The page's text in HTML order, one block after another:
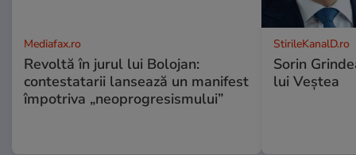
Mediafax.ro
Revoltă în jurul lui Bolojan:
contestatarii lansează un manifest
împotriva „neoprogresismului”
StirileKanalD.ro
Sorin
lui Veștea